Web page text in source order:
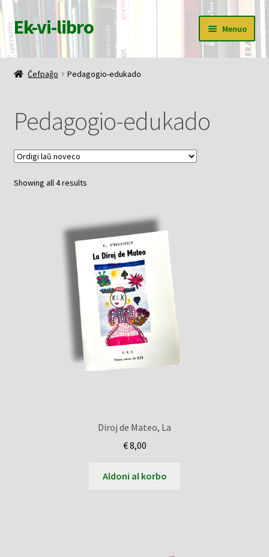
Pretersalti
al
navigado
Iri
rekte
al
la
enhavo
Ek-vi-libro Menuo
Ĉefpaĝo
Korbo
Mia konto
Pagi
Ĉefpaĝo Pedagogio-edukado
Pedagogio-edukado
Showing all 4 resultsSorted
Diroj de Mateo, La
€8,00
Aldoni al korbo